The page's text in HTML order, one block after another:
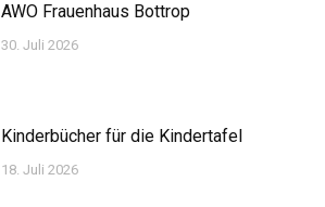
AWO Frauenhaus Bottrop
30. Juli 2026
Kinderbücher für die Kindertafel
18. Juli 2026